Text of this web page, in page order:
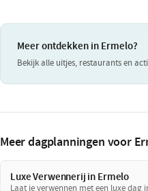
Meer ontdekken in Ermelo?
Bekijk alle uitjes, restaurants en
Meer dagplanningen voor
Luxe Verwennerij in Ermelo
Laat je verwennen met een luxe dag